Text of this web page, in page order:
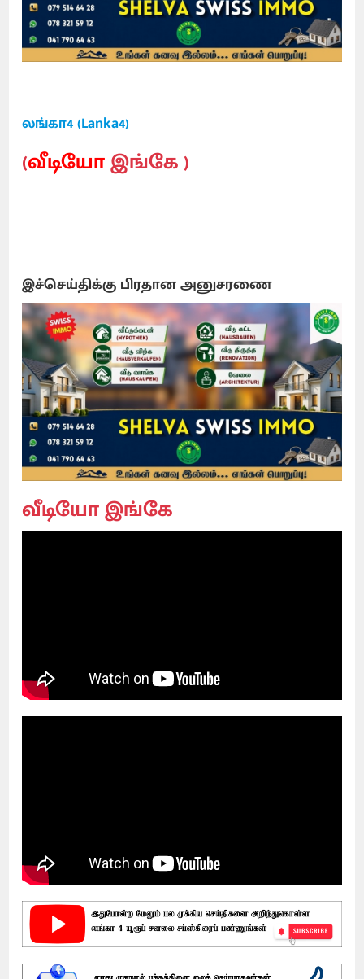
லங்கா4 (Lanka4)
(வீடியோஇங்கே )
இச்செய்திக்கு பிரதான அனுசரணை
வீடியோ இங்கே